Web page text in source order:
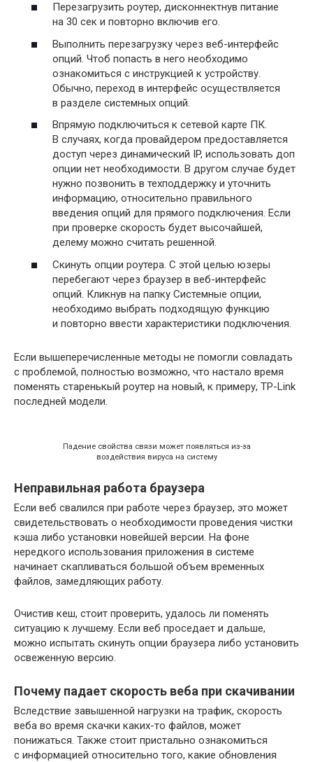
Перезагрузить роутер, дисконнектнув питание
на 30 сек и повторно включив его.
Выполнить перезагрузку через веб-интерфейс
опций. Чтоб попасть в него необходимо
ознакомиться с инструкцией к устройству.
Обычно, переход в интерфейс осуществляется
в разделе системных опций.
Впрямую подключиться к сетевой карте ПК.
В случаях, когда провайдером предоставляется
доступ через динамический IP, использовать доп
опции нет необходимости. В другом случае будет
нужно позвонить в техподдержку и уточнить
информацию, относительно правильного
введения опций для прямого подключения. Если
при проверке скорость будет высочайшей,
делему можно считать решенной.
Скинуть опции роутера. С этой целью юзеры
перебегают через браузер в веб-интерфейс
опций. Кликнув на папку Системные опции,
необходимо выбрать подходящую функцию
и повторно ввести характеристики подключения.
Если вышеперечисленные методы не помогли совладать
с проблемой, полностью возможно, что настало время
поменять старенькый роутер на новый, к примеру, TP-Link
последней модели.
Падение свойства связи может появляться из-за
воздействия вируса на систему
Неправильная работа браузера
Если веб свалился при работе через браузер, это может
свидетельствовать о необходимости проведения чистки
кэша либо установки новейшей версии. На фоне
нередкого использования приложения в системе
начинает скапливаться большой объем временных
файлов, замедляющих работу.
Очистив кеш, стоит проверить, удалось ли поменять
ситуацию к лучшему. Если веб проседает и дальше,
можно испытать скинуть опции браузера либо установить
освеженную версию.
Почему падает скорость веба при скачивании
Вследствие завышенной нагрузки на трафик, скорость
веба во время скачки каких-то файлов, может
понижаться. Также стоит пристально ознакомиться
с информацией относительно того, какие обновления